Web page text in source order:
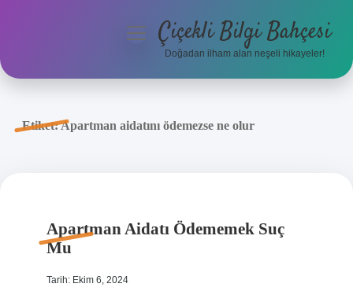
Anasayfa
menüyüÇiçekli Bilgi Bahçesi
Doğadan ilham alan neşeli hikayeler!
Etiket:Apartman aidatını ödemezse ne olur
Apartman Aidatı Ödememek Suç
Mu
Tarih: Ekim 6, 2024